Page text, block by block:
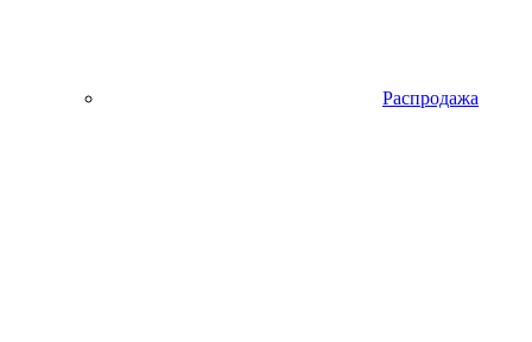
Распродажа